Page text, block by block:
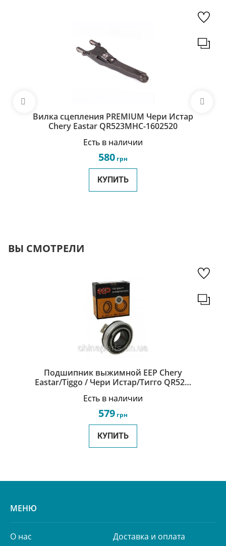
Вилка сцепления PREMIUM Чери Истар
Chery Eastar QR523MHC-1602520
Есть в наличии
580 грн
КУПИТЬ
ВЫ СМОТРЕЛИ
Подшипник выжимной EEP Chery
Eastar/Tiggo / Чери Истар/Тигго QR523-
Есть в наличии
579 грн
КУПИТЬ
МЕНЮ
О нас Доставка и оплата